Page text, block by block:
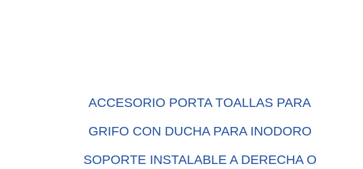
ACCESORIO PORTA TOALLAS PARA
GRIFO CON DUCHA PARA INODORO
SOPORTE INSTALABLE A DERECHA O